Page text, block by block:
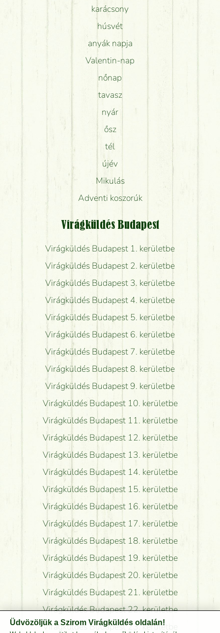
karácsony
húsvét
anyák napja
Valentin-nap
nőnap
tavasz
nyár
ősz
tél
újév
Mikulás
Adventi koszorúk
Virágküldés Budapest
Virágküldés Budapest 1. kerületbe
Virágküldés Budapest 2. kerületbe
Virágküldés Budapest 3. kerületbe
Virágküldés Budapest 4. kerületbe
Virágküldés Budapest 5. kerületbe
Virágküldés Budapest 6. kerületbe
Virágküldés Budapest 7. kerületbe
Virágküldés Budapest 8. kerületbe
Virágküldés Budapest 9. kerületbe
Virágküldés Budapest 10. kerületbe
Virágküldés Budapest 11. kerületbe
Virágküldés Budapest 12. kerületbe
Virágküldés Budapest 13. kerületbe
Virágküldés Budapest 14. kerületbe
Virágküldés Budapest 15. kerületbe
Virágküldés Budapest 16. kerületbe
Virágküldés Budapest 17. kerületbe
Virágküldés Budapest 18. kerületbe
Virágküldés Budapest 19. kerületbe
Virágküldés Budapest 20. kerületbe
Virágküldés Budapest 21. kerületbe
Virágküldés Budapest 22. kerületbe
Virágküldés Budapest 23. kerületbe
Üdvözöljük a Szirom Virágküldés oldalán!